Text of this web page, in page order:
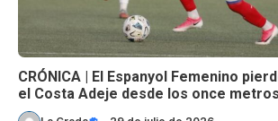
CRÓNICA | El Espanyol Femenino
el Costa Adeje desde los once